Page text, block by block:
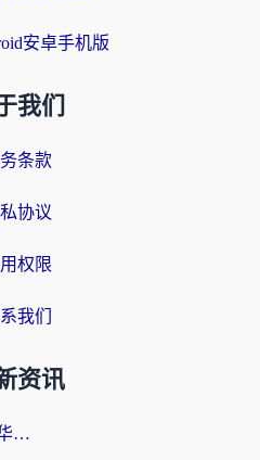
安卓手机版
我们
条款
协议
权限
我们
资讯
Mac翻墙回国免费？2026海外华人亲测：从CCTV5直播到国内APP，这样选加速器才靠谱